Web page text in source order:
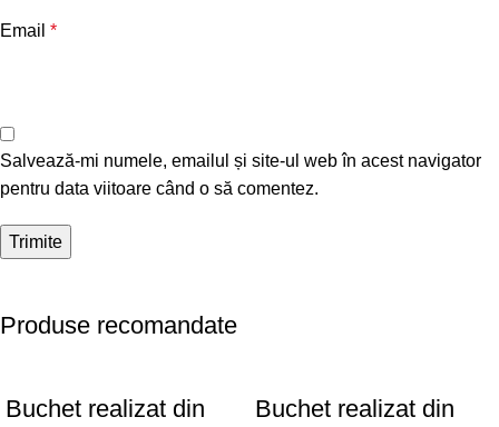
Email *
Salvează-mi numele, emailul și site-ul web în acest navigator
pentru data viitoare când o să comentez.
Produse recomandate
Buchet realizat din
Buchet realizat din